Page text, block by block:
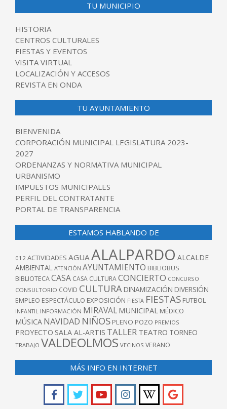
TU MUNICIPIO
HISTORIA
CENTROS CULTURALES
FIESTAS Y EVENTOS
VISITA VIRTUAL
LOCALIZACIÓN Y ACCESOS
REVISTA EN ONDA
TU AYUNTAMIENTO
BIENVENIDA
CORPORACIÓN MUNICIPAL LEGISLATURA 2023-
2027
ORDENANZAS Y NORMATIVA MUNICIPAL
URBANISMO
IMPUESTOS MUNICIPALES
PERFIL DEL CONTRATANTE
PORTAL DE TRANSPARENCIA
ESTAMOS HABLANDO DE
012 ACTIVIDADES AGUAALALPARDO ALCALDE
AMBIENTAL ATENCIÓN AYUNTAMIENTO BIBLIOBUS
BIBLIOTECACASA CASA CULTURACONCIERTO CONCURSO
CONSULTORIO COVID CULTURA DINAMIZACIÓN DIVERSIÓN
EMPLEO ESPECTÁCULO EXPOSICIÓN FIESTA FIESTAS FUTBOL
INFANTIL INFORMACIÓN MIRAVAL MUNICIPAL MÉDICO
MÚSICA NAVIDAD NIÑOS PLENO POZO PREMIOS
PROYECTO SALA AL-ARTIS TALLER TEATRO TORNEO
TRABAJO VALDEOLMOS VECINOS VERANO
MÁS INFO EN INTERNET